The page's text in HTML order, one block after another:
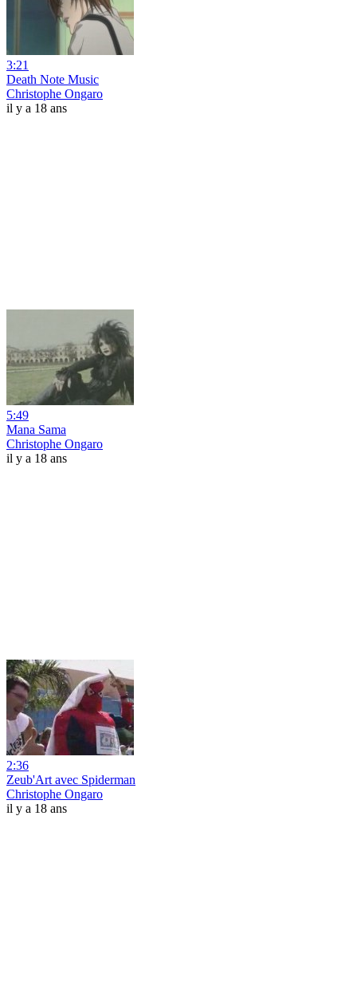
3:21
Death Note Music
Christophe Ongaro
il y a 18 ans
5:49
Mana Sama
Christophe Ongaro
il y a 18 ans
2:36
Zeub'Art avec Spiderman
Christophe Ongaro
il y a 18 ans